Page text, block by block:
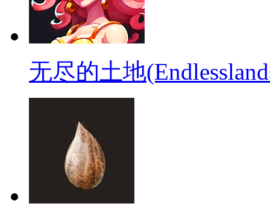
无尽的土地